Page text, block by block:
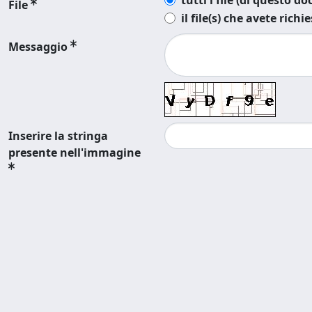
File
il file(s) che avete
Messaggio
Inserire la stringa
presente nell'immagine